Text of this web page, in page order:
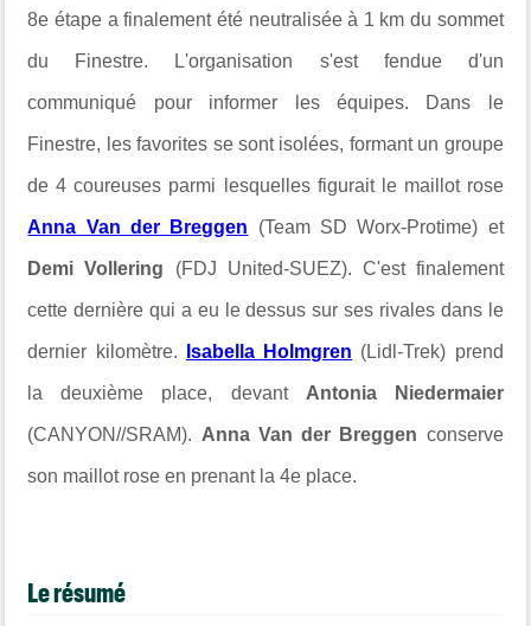
8e étape a finalement été neutralisée à 1 km du sommet
du Finestre. L'organisation s'est fendue d'un
communiqué pour informer les équipes. Dans le
Finestre, les favorites se sont isolées, formant un groupe
de 4 coureuses parmi lesquelles figurait le maillot rose
Anna Van der Breggen (Team SD Worx-Protime) et
Demi Vollering (FDJ United-SUEZ). C'est finalement
cette dernière qui a eu le dessus sur ses rivales dans le
dernier kilomètre. Isabella Holmgren (Lidl-Trek) prend
la deuxième place, devant Antonia Niedermaier
(CANYON//SRAM). Anna Van der Breggen conserve
son maillot rose en prenant la 4e place.
Le résumé